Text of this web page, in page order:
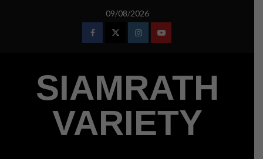
09/08/2026
FacebookTwitterInstagramYoutube
SIAMRATH
VARIETY